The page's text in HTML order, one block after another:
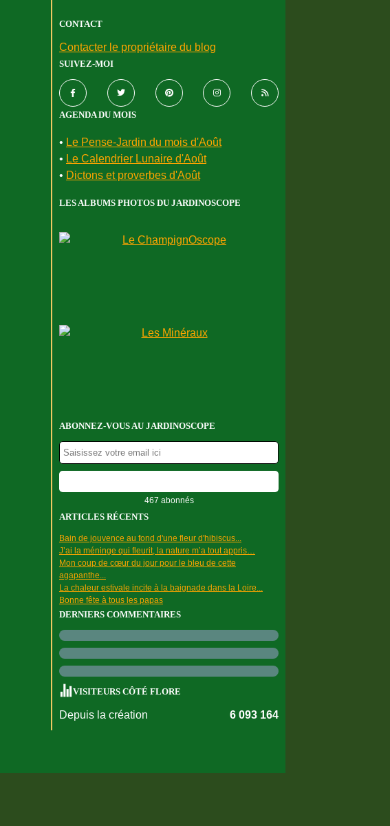
CONTACT
Contacter le propriétaire du blog
SUIVEZ-MOI
AGENDA DU MOIS
• Le Pense-Jardin du mois d'Août
• Le Calendrier Lunaire d'Août
• Dictons et proverbes d'Août
LES ALBUMS PHOTOS DU JARDINOSCOPE
ABONNEZ-VOUS AU JARDINOSCOPE
467 abonnés
ARTICLES RÉCENTS
Bain de jouvence au fond d'une fleur d'hibiscus...
J’ai la méninge qui fleurit, la nature m’a tout appris…
Mon coup de cœur du jour pour le bleu de cette
agapanthe...
La chaleur estivale incite à la baignade dans la Loire...
Bonne fête à tous les papas
DERNIERS COMMENTAIRES
VISITEURS CÔTÉ FLORE
Depuis la création 6 093 164